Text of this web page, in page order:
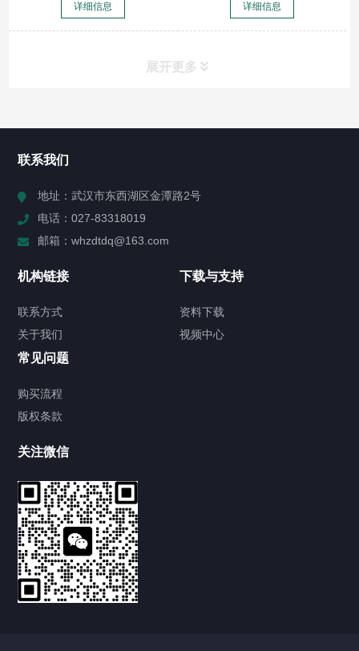
详细信息 详细信息
展开更多
公司新闻
优质现货｜武汉中电通电力高压试验设备，助力电力运
维试验标准化
2026/07/29 112
武汉中电通 ZDJF-920C 局放检测仪，厂家工程师现场
联系我们
地址：武汉市东西湖区金潭路2号
电话：027-83318019
邮箱：whzdtdq@163.com
机构链接
联系方式
关于我们
下载与支持
资料下载
视频中心
常见问题
购买流程
版权条款
关注微信